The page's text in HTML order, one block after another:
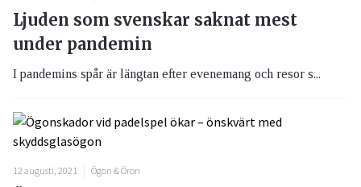
Ljuden som svenskar saknat mest
under pandemin
I pandemins spår är längtan efter evenemang och resor s...
12 augusti, 2021 Ögon & Öron